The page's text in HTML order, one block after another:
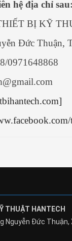
hệ địa chỉ sau:
BỊ KỸ
Đức Thuận,
0971648868
THUẬT HANTECH
Nguyễn Đức Thuận,